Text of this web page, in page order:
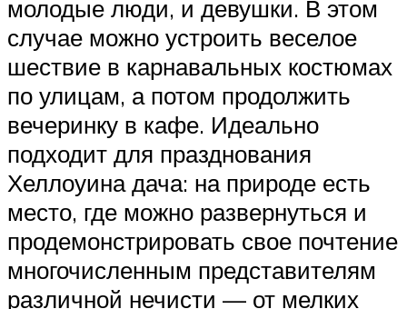
молодые люди, и девушки. В этом
случае можно устроить веселое
шествие в карнавальных костюмах
по улицам, а потом продолжить
вечеринку в кафе. Идеально
подходит для празднования
Хеллоуина дача: на природе есть
место, где можно развернуться и
продемонстрировать свое почтение
многочисленным представителям
различной нечисти — от мелких